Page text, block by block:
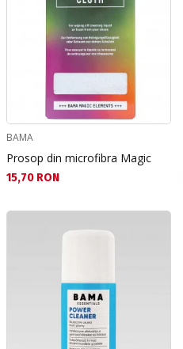
BAMA
Prosop din microfibra Magic
Текуща цена:
15,70 RON